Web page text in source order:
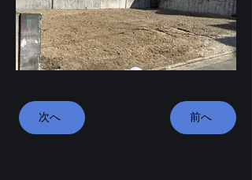
次へ 前へ